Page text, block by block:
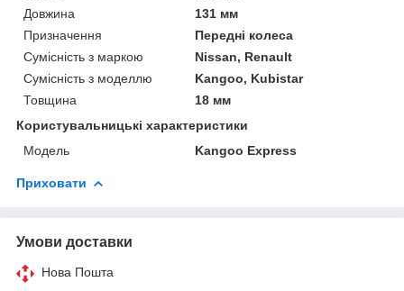
Довжина
131 мм
Призначення
Передні колеса
Сумісність з маркою
Nissan, Renault
Сумісність з моделлю
Kangoo, Kubistar
Товщина
18 мм
Користувальницькі характеристики
Мoдель
Kangoo Express
Приховати
Умови доставки
Нова Пошта